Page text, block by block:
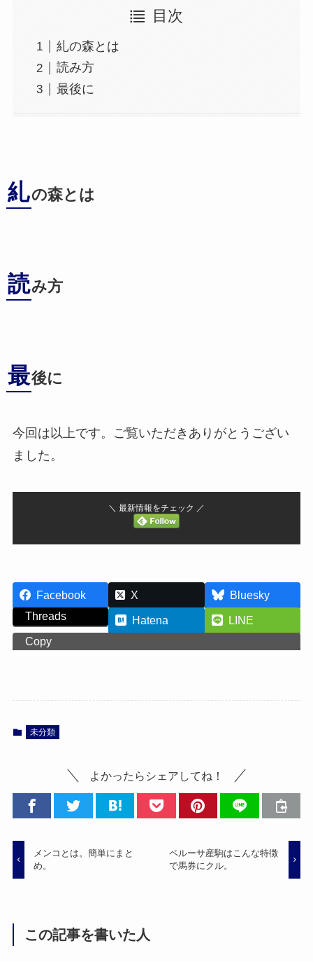
目次
糺の森とは
読み方
最後に
糺の森とは
読み方
最後に
今回は以上です。ご覧いただきありがとうござい
ました。
＼ 最新情報をチェック ／
Facebook X
Bluesky
Threads
Hatena
LINE
Copy
未分類
よかったらシェアしてね！
メンコとは。簡単にまと
め。
ペルーサ産駒はこんな特徴
で馬券にクル。
この記事を書いた人